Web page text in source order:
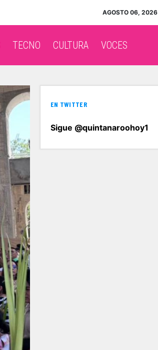
AGOSTO 06, 2026
TECNO CULTURA VOCES
EN TWITTER
Sigue @quintanaroohoy1